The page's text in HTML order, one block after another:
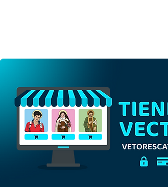
Jesucristo Manieado |
Descarga gratuita de
vectores de contorno